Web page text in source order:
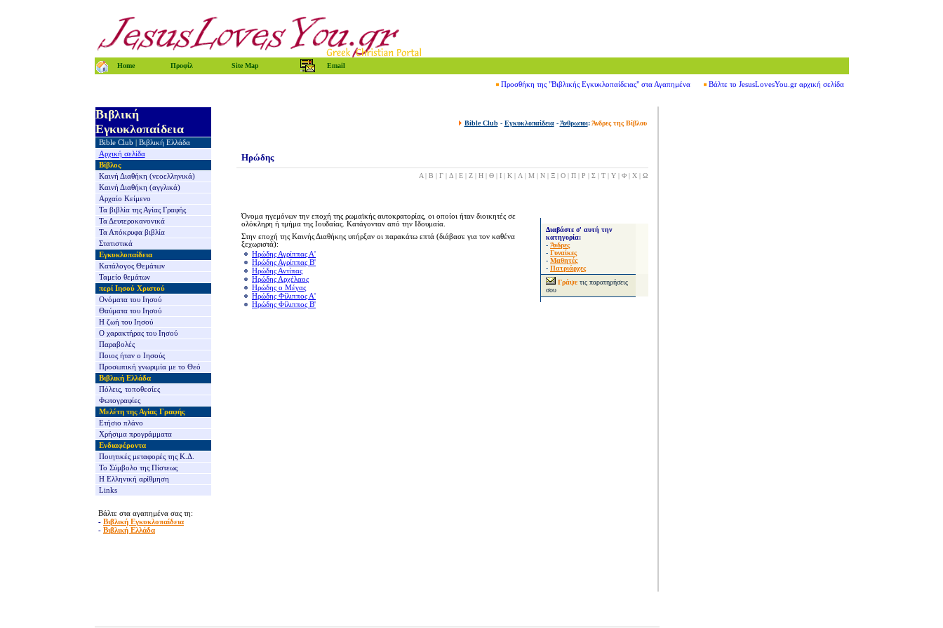
Home Προφίλ Site Map Email
Προσθήκη της "Βιβλικής Εγκυκλοπαίδειας" στα Αγαπημένα Βάλτε το JesusLovesYou.gr αρχική σελίδα
Βιβλική
Εγκυκλοπαίδεια
Bible Club
Βιβλική Ελλάδα
Αρχική σελίδα
Βίβλος
Καινή Διαθήκη (νεοελληνικά)
Καινή Διαθήκη (αγγλικά)
Αρχαίο Κείμενο
Τα βιβλία τηςΑγίας Γραφής
Τα Δευτεροκανονικά
Τα Απόκρυφα βιβλία
Στατιστικά
Εγκυκλοπαίδεια
Κατάλογος Θεμάτων
Ταμείο θεμάτων
περί Ιησού Χριστού
Ονόματα του Ιησού
Θαύματα του Ιησού
Η ζωή του Ιησού
Ο χαρακτήρας του Ιησού
Παραβολές
Ποιος ήταν ο Ιησούς
Προσωπική γνωριμία με το Θεό
Βιβλική Ελλάδα
Πόλεις, τοποθεσίες
Φωτογραφίες
Μελέτη της Αγίας Γραφής
Ετήσιο πλάνο
Χρήσιμα προγράμματα
Ενδιαφέροντα
Ποιητικές μεταφορές της Κ.Δ.
Το Σύμβολο της Πίστεως
Η Ελληνική αρίθμηση
Links
Βάλτε στα αγαπημένα σας τη:
- Βιβλική Εγκυκλοπαίδεια
- Βιβλική Ελλάδα
Bible Club- Εγκυκλοπαίδεια-Άνθρωποι:Άνδρες της Βίβλου
Ηρώδης
Α | Β | Γ | Δ | Ε | Ζ | Η | Θ | Ι | Κ | Λ | Μ | Ν | Ξ | Ο | Π | Ρ | Σ | Τ | Υ | Φ | Χ | Ω
Διαβάστε σ' αυτή την
κατηγορία:
- Άνδρες
- Γυναίκες
- Μαθητές
- Πατριάρχες
Γράψε τις παρατηρήσεις
σου
Όνομα ηγεμόνων την εποχή της ρωμαϊκής αυτοκρατορίας, οι οποίοι ήταν διοικητές σε
ολόκληρη ή τμήμα της Ιουδαίας. Κατάγονταν από την Ιδουμαία.
Στην εποχή της Καινής Διαθήκης υπήρξαν οι παρακάτω επτά (διάβασε για τον καθένα
ξεχωριστά):
Ηρώδης Αγρίππας Α'
Ηρώδης Αγρίππας Β'
Ηρώδης Αντίπας
Ηρώδης Αρχέλαος
Ηρώδης ο Μέγας
Ηρώδης Φίλιππος Α'
Ηρώδης Φίλιππος Β'